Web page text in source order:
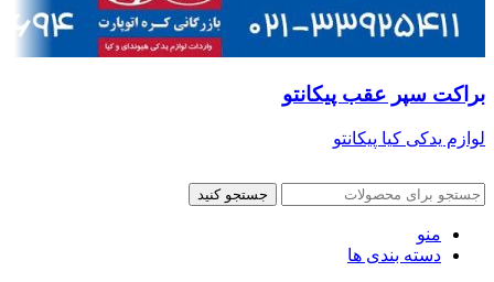
براکت سپر عقب پیکانتو
لوازم یدکی کیا پیکانتو
جستجو کنید
منو
دسته بندی ها